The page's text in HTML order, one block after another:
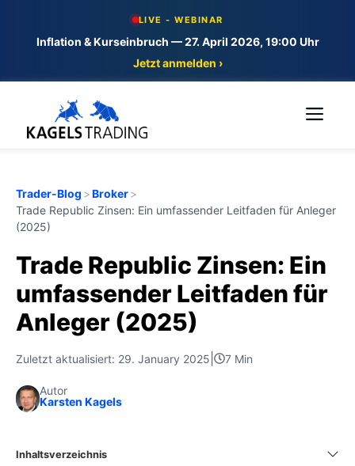
LIVE - WEBINAR
Inflation & Kurseinbruch — 27. April 2026, 19:00 Uhr
Jetzt anmelden ›
Trader-Blog >Broker>
Trade Republic Zinsen: Ein umfassender Leitfaden für Anleger
(2025)
Trade Republic Zinsen: Ein
umfassender Leitfaden für
Anleger (2025)
Zuletzt aktualisiert: 29. January 2025 7 Min
Autor
Karsten Kagels
Inhaltsverzeichnis